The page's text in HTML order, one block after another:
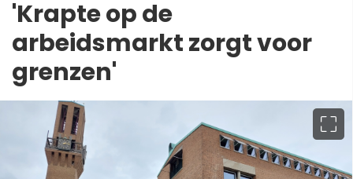
'Krapte op de
arbeidsmarkt zorgt voor
grenzen'